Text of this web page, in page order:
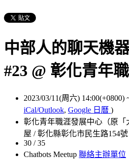
中部人的聊天機
#23 @ 彰化青年
2023/03/11(周六) 14:00(+0800)
iCal/Outlook, Google 日曆 )
彰化青年職涯發展中心（原
屋 / 彰化縣彰化市民生路154號
30 / 35
Chatbots Meetup 聯絡主辦單位